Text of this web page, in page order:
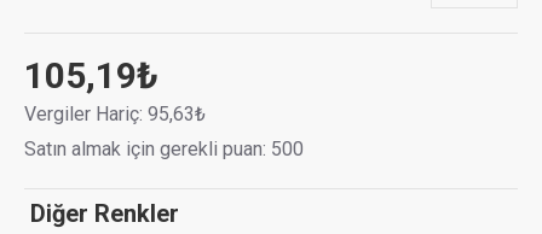
105,19₺
Vergiler Hariç: 95,63₺
Satın almak için gerekli puan: 500
Diğer Renkler